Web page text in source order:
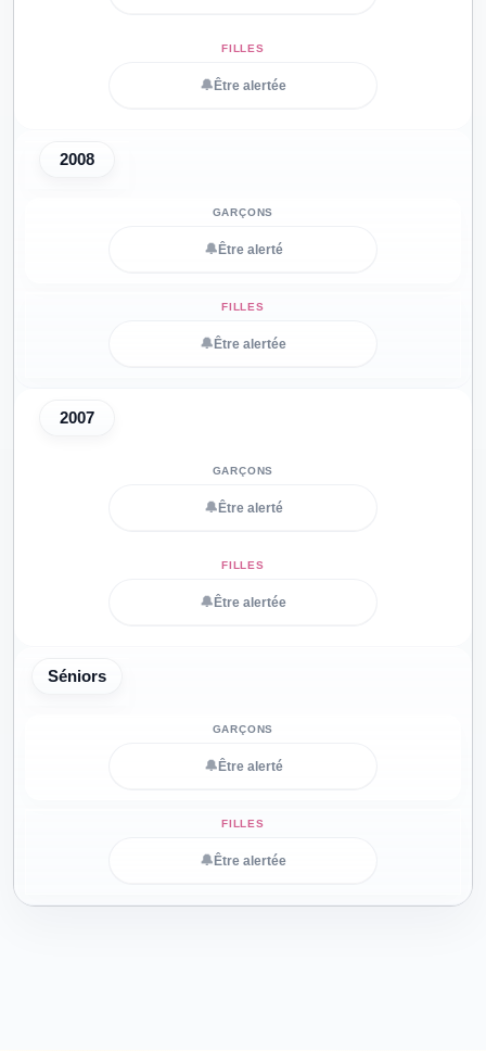
🔔 Être alertée
2008
🔔 Être alerté
🔔 Être alertée
2007
🔔 Être alerté
🔔 Être alertée
Séniors
🔔 Être alerté
🔔 Être alertée